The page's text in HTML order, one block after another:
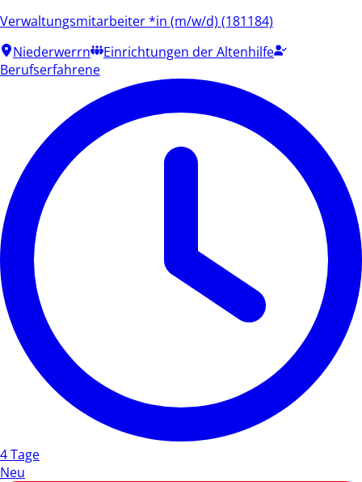
Verwaltungsmitarbeiter *in (m/w/d) (181184)
Niederwerrn
Einrichtungen der Altenhilfe
Berufserfahrene
4 Tage
Neu